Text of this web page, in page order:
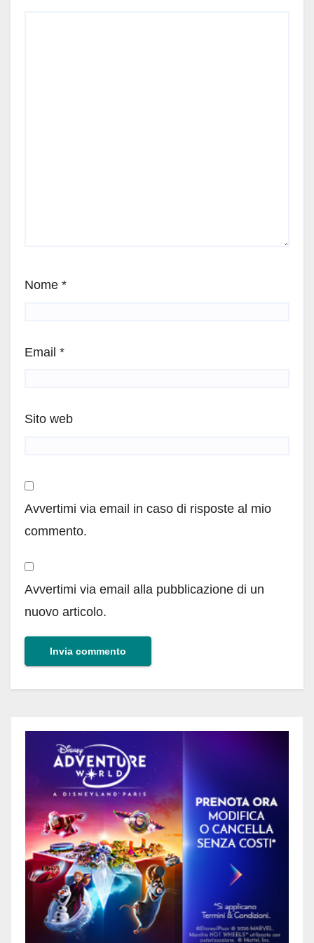
Nome *
Email *
Sito web
Avvertimi via email in caso di risposte al mio
commento.
Avvertimi via email alla pubblicazione di un
nuovo articolo.